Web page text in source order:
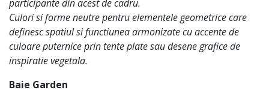
participante din acest de cadru.
Culori si forme neutre pentru elementele geometrice care
definesc spatiul si functiunea armonizate cu accente de
culoare puternice prin tente plate sau desene grafice de
inspiratie vegetala.
Baie Garden